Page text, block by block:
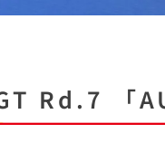
Rd.7 「